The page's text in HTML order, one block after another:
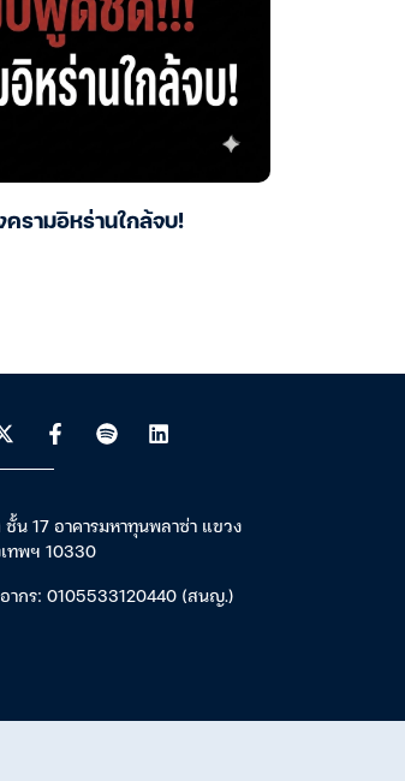
รามอิหร่านใกล้จบ!
น 17 อาคารมหาทุนพลาซ่า แขวง
ทพฯ 10330
ากร: 0105533120440 (สนญ.)